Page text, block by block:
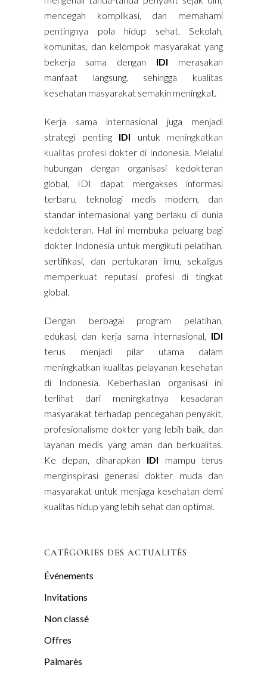
mencegah komplikasi, dan memahami
pentingnya pola hidup sehat. Sekolah,
komunitas, dan kelompok masyarakat yang
bekerja sama dengan IDI merasakan
manfaat langsung, sehingga kualitas
kesehatan masyarakat semakin meningkat.
Kerja sama internasional juga menjadi
strategi penting IDI untuk meningkatkan
kualitas profesidokter di Indonesia. Melalui
hubungan dengan organisasi kedokteran
global, IDI dapat mengakses informasi
terbaru, teknologi medis modern, dan
standar internasional yang berlaku di dunia
kedokteran. Hal ini membuka peluang bagi
dokter Indonesia untuk mengikuti pelatihan,
sertifikasi, dan pertukaran ilmu, sekaligus
memperkuat reputasi profesi di tingkat
global.
Dengan berbagai program pelatihan,
edukasi, dan kerja sama internasional, IDI
terus menjadi pilar utama dalam
meningkatkan kualitas pelayanan kesehatan
di Indonesia. Keberhasilan organisasi ini
terlihat dari meningkatnya kesadaran
masyarakat terhadap pencegahan penyakit,
profesionalisme dokter yang lebih baik, dan
layanan medis yang aman dan berkualitas.
Ke depan, diharapkan IDI mampu terus
menginspirasi generasi dokter muda dan
masyarakat untuk menjaga kesehatan demi
kualitas hidup yang lebih sehat dan optimal.
CATÉGORIES DES ACTUALITÉS
Événements
Invitations
Non classé
Offres
Palmarès